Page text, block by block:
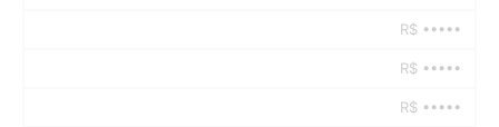
R$ •••••
R$ •••••
R$ •••••